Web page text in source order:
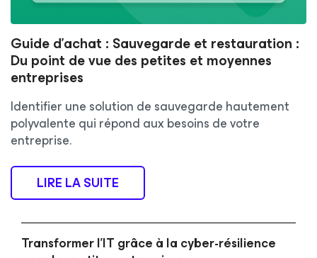
Guide d’achat : Sauvegarde et restauration :
Du point de vue des petites et moyennes
entreprises
Identifier une solution de sauvegarde hautement
polyvalente qui répond aux besoins de votre
entreprise.
LIRE LA SUITE
Transformer l’IT grâce à la cyber-résilience